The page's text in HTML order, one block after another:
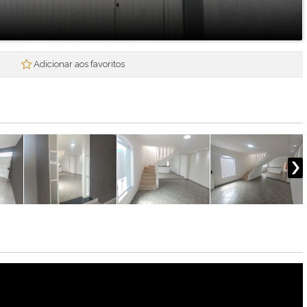
Mosaico da Serra
Mosaico Essence
Mosaico Horizontes
Praças Ipoema
Real Park - Mogi II
Recantos dos Pinheiros
Res. Smart Flat Hotel Residence
Residencial Vila SuiÇa
Adicionar aos favoritos